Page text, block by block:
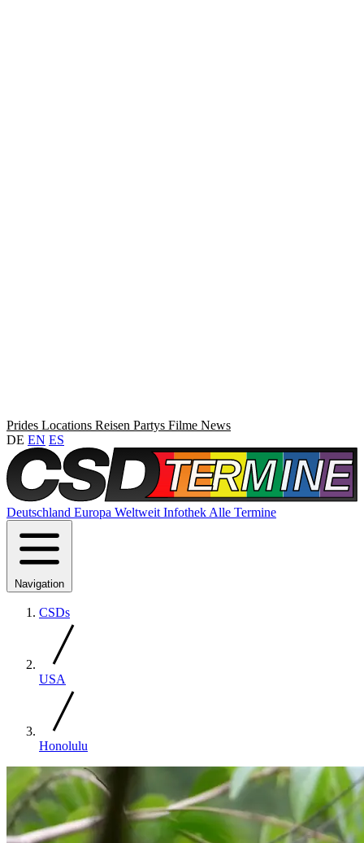
Prides Locations Reisen Partys Filme News
DE EN ES
Deutschland Europa Weltweit Infothek Alle Termine
Navigation
CSDs
USA
Honolulu